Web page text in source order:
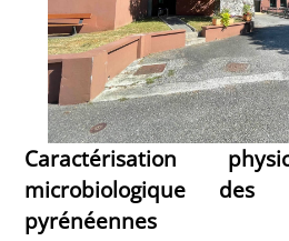
Caractérisation
microbiologique des
pyrénéennes